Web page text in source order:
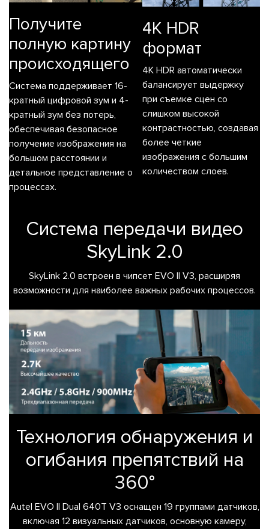
Получите
полную картину
происходящего
Система поддерживает 16-
кратный цифровой зум и 4-
кратный зум без потерь,
обеспечивая безопасное
получение изображения на
большом расстоянии и
детальное представление о
процессах.
4K HDR
формат
4K HDR автоматически
балансирует выдержку
при съемке сцен со
слишком высокой
контрастностью, создавая
более четкие
изображения с большим
количеством слоев.
Система передачи видео
SkyLink 2.0
SkyLink 2.0 встроен в чипсет EVO II V3, расширяя
возможности для наиболее важных рабочих процессов.
Технология обнаружения и
огибания препятствий на
360°
Autel EVO II Dual 640T V3 оснащен 19 группами датчиков,
включая 12 визуальных датчиков, основную камеру,